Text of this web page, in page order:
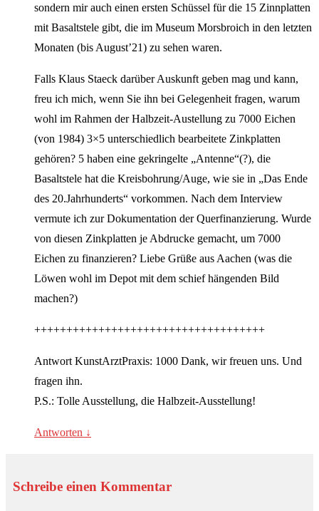
sondern mir auch einen ersten Schüssel für die 15 Zinnplatten
mit Basaltstele gibt, die im Museum Morsbroich in den letzten
Monaten (bis August’21) zu sehen waren.
Falls Klaus Staeck darüber Auskunft geben mag und kann,
freu ich mich, wenn Sie ihn bei Gelegenheit fragen, warum
wohl im Rahmen der Halbzeit-Austellung zu 7000 Eichen
(von 1984) 3×5 unterschiedlich bearbeitete Zinkplatten
gehören? 5 haben eine gekringelte „Antenne“(?), die
Basaltstele hat die Kreisbohrung/Auge, wie sie in „Das Ende
des 20.Jahrhunderts“ vorkommen. Nach dem Interview
vermute ich zur Dokumentation der Querfinanzierung. Wurde
von diesen Zinkplatten je Abdrucke gemacht, um 7000
Eichen zu finanzieren? Liebe Grüße aus Aachen (was die
Löwen wohl im Depot mit dem schief hängenden Bild
machen?)
++++++++++++++++++++++++++++++++++++
Antwort KunstArztPraxis: 1000 Dank, wir freuen uns. Und
fragen ihn.
P.S.: Tolle Ausstellung, die Halbzeit-Ausstellung!
Antworten ↓
Schreibe einen Kommentar